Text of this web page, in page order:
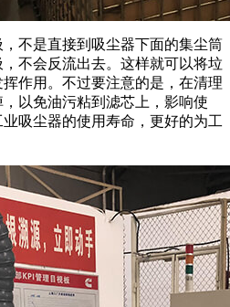
是直接到吸尘器下面的集尘筒
不会反流出去。这样就可以将垃
作用。不过要注意的是，在清理
以免油污粘到滤芯上，影响使
吸尘器的使用寿命，更好的为工